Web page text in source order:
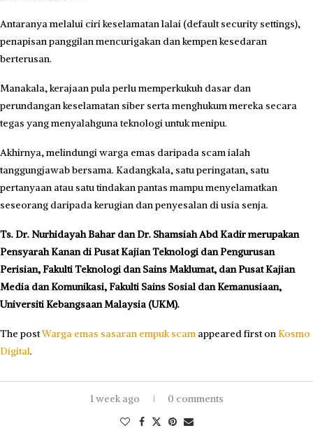
Antaranya melalui ciri ke­selamatan lalai (default security settings),
penapisan panggilan mencurigakan dan kempen kesedaran
berterusan.
Manakala, kerajaan pula perlu memperkukuh dasar dan
perundangan keselamatan siber serta menghukum mereka secara
tegas yang menyalahguna teknologi untuk menipu.
Akhirnya, melindungi warga emas daripada scam ialah
tanggungjawab bersama. Kadangkala, satu peringatan, satu
pertanyaan atau satu tindakan pantas mampu menyelamatkan
seseorang daripada kerugian dan penyesalan di usia senja.
Ts. Dr. Nurhidayah Bahar dan Dr. Shamsiah Abd Kadir merupakan
Pensyarah Kanan di Pusat Kajian Teknologi dan Pengurusan
Perisian, Fakulti Teknologi dan Sains Maklumat, dan Pusat Kajian
Media dan Komunikasi, Fakulti Sains Sosial dan Kemanusiaan,
Universiti Kebangsaan Malaysia (UKM).
The postWarga emas sasaran empuk scam appeared first on Kosmo
Digital.
1 week ago 0 comments